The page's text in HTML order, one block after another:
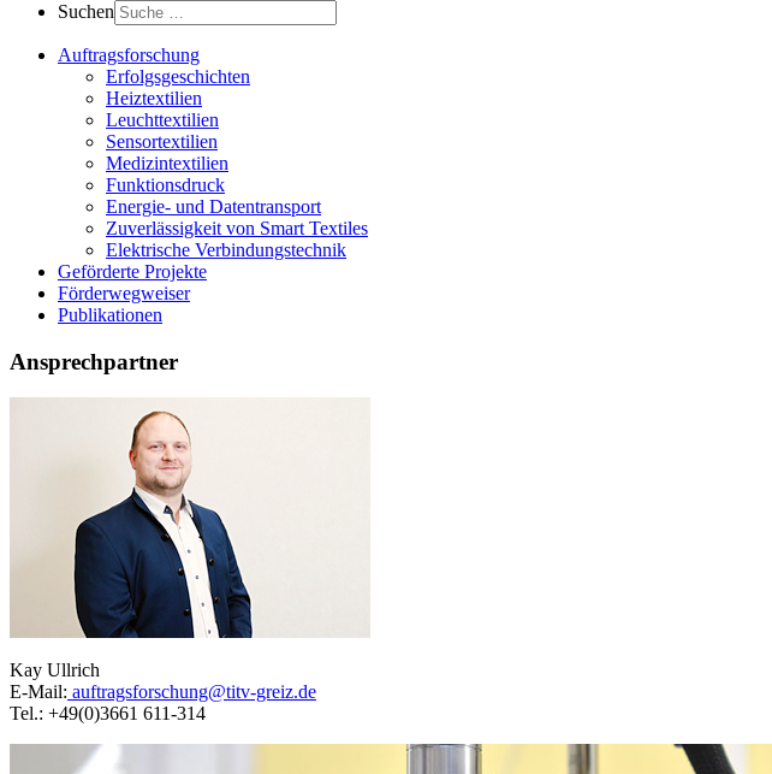
Suchen
Auftragsforschung
Erfolgsgeschichten
Heiztextilien
Leuchttextilien
Sensortextilien
Medizintextilien
Funktionsdruck
Energie- und Datentransport
Zuverlässigkeit von Smart Textiles
Elektrische Verbindungstechnik
Geförderte Projekte
Förderwegweiser
Publikationen
Ansprechpartner
Kay Ullrich
E-Mail: auftragsforschung@titv-greiz.de
Tel.: +49(0)3661 611-314